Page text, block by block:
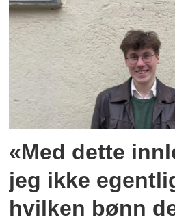
«Med dette
jeg ikke
hvilken bønn